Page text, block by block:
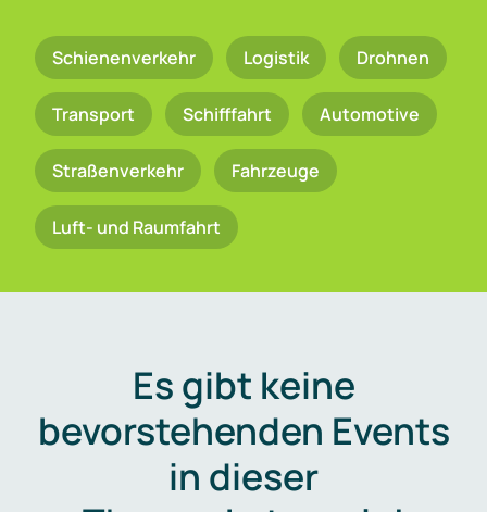
Schienenverkehr Logistik Drohnen
Transport Schifffahrt Automotive
Straßenverkehr Fahrzeuge
Luft- und Raumfahrt
Es gibt keine
bevorstehenden Events
in dieser